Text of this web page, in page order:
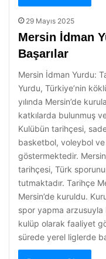
29 Mayıs 2025
Mersin İdman
Başarılar
Mersin İdman Yurdu:
Yurdu, Türkiye’nin
yılında Mersin’de
katkılarda bulunmuş
Kulübün tarihçesi,
basketbol, voleybol
göstermektedir. Mersin
tarihçesi, Türk
tutmaktadır. Tarihçe
Mersin’de kuruldu.
spor yapma arzusuyla
kulüp olarak faaliyet
sürede yerel liglerde